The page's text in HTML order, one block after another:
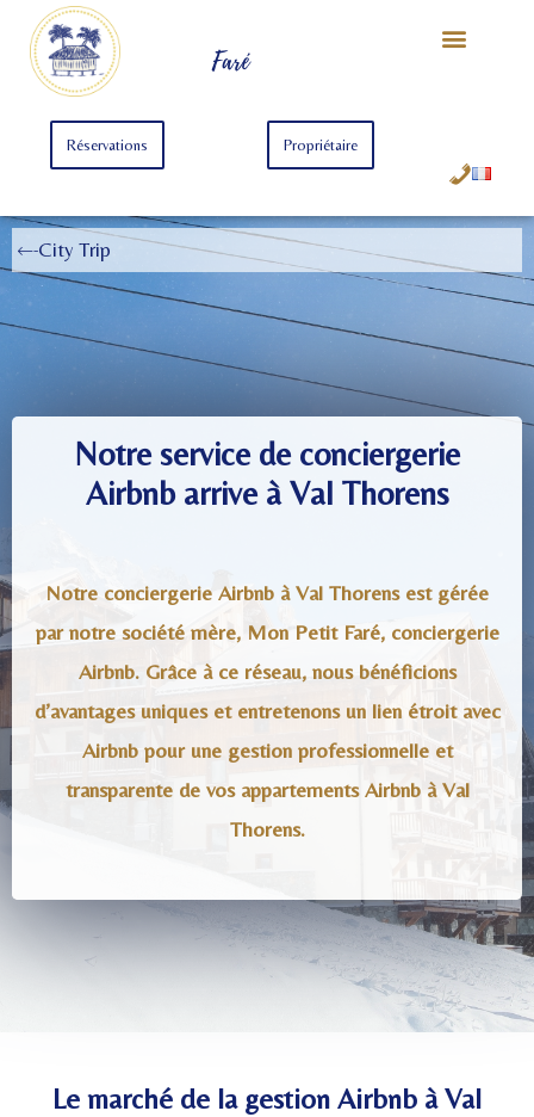
Faré
Réservations Propriétaire
City Trip
Notre service de conciergerie
Airbnb arrive à Val Thorens
Notre conciergerie Airbnb à Val Thorens est gérée
par notre société mère, Mon Petit Faré, conciergerie
Airbnb. Grâce à ce réseau, nous bénéficions
d’avantages uniques et entretenons un lien étroit avec
Airbnb pour une gestion professionnelle et
transparente de vos appartements Airbnb à Val
Thorens.
Le marché de la gestion Airbnb à Val